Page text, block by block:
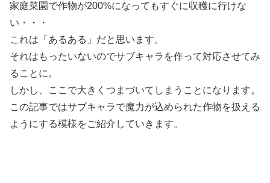
家庭菜園で作物が200%になってもすぐに収穫に行けな
い・・・
これは「あるある」だと思います。
それはもったいないのでサブキャラを作って対応させてみ
ることに。
しかし、ここで大きくつまづいてしまうことになります。
この記事ではサブキャラで魔力が込められた作物を扱える
ようにする模様をご紹介していきます。